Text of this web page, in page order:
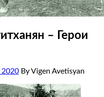
– Герои
2020 By Vigen Avetisyan